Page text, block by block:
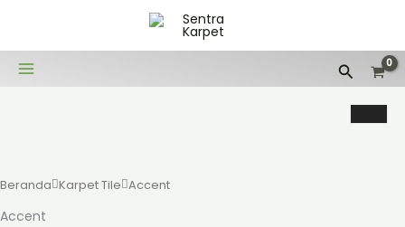
konten
Cari
Beranda Karpet Tile Accent
Accent